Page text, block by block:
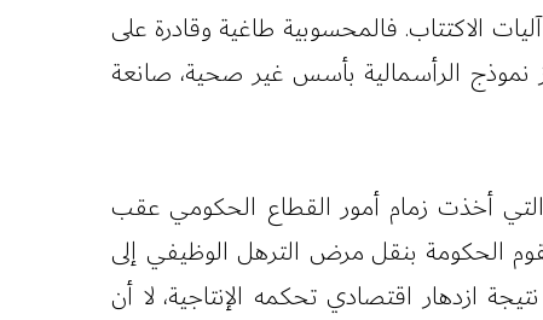
الاكتتاب. فالمحسوبية طاغية وقادرة على
نموذج الرأسمالية بأسس غير صحية، صانعة
التي أخذت زمام أمور القطاع الحكومي عقب
الحكومة بنقل مرض الترهل الوظيفي إلى
اقتصادي تحكمه الإنتاجية، لا أن